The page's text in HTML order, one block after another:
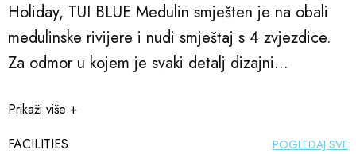
Holiday, TUI BLUE Medulin smješten je na obali
medulinske rivijere i nudi smještaj s 4 zvjezdice.
Za odmor u kojem je svaki detalj dizajni...
Prikaži više +
FACILITIES
POGLEDAJ SVE